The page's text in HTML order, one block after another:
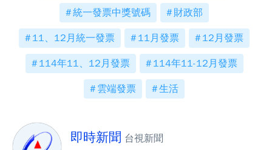
統一發票中獎號碼 財政部
11、12月統一發票 11月發票 12月發票
114年11、12月發票 114年11-12月發票
雲端發票 生活
即時新聞 台視新聞